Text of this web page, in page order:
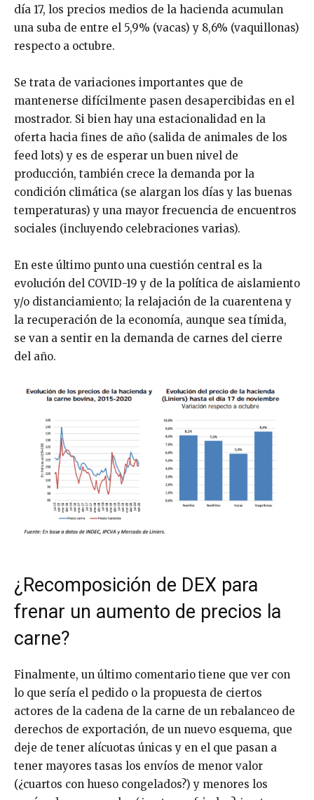
día 17, los precios medios de la hacienda acumulan
una suba de entre el 5,9% (vacas) y 8,6% (vaquillonas)
respecto a octubre.
Se trata de variaciones importantes que de
mantenerse difícilmente pasen desapercibidas en el
mostrador. Si bien hay una estacionalidad en la
oferta hacia fines de año (salida de animales de los
feed lots) y es de esperar un buen nivel de
producción, también crece la demanda por la
condición climática (se alargan los días y las buenas
temperaturas) y una mayor frecuencia de encuentros
sociales (incluyendo celebraciones varias).
En este último punto una cuestión central es la
evolución del COVID-19 y de la política de aislamiento
y/o distanciamiento; la relajación de la cuarentena y
la recuperación de la economía, aunque sea tímida,
se van a sentir en la demanda de carnes del cierre
del año.
¿Recomposición de DEX para
frenar un aumento de precios la
carne?
Finalmente, un último comentario tiene que ver con
lo que sería el pedido o la propuesta de ciertos
actores de la cadena de la carne de un rebalanceo de
derechos de exportación, de un nuevo esquema, que
deje de tener alícuotas únicas y en el que pasan a
tener mayores tasas los envíos de menor valor
(¿cuartos con hueso congelados?) y menores los